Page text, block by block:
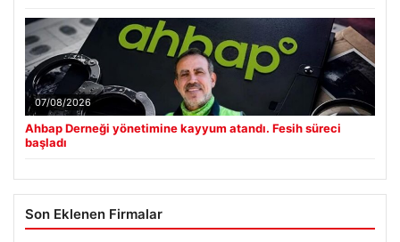
07/08/2026
Ahbap Derneği yönetimine kayyum atandı. Fesih süreci
başladı
Son Eklenen Firmalar